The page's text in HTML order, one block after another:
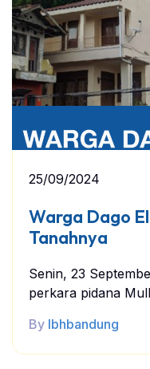
25/09/2024
Warga Dago
Tanahnya
Senin, 23
perkara pidana
By lbhbandung